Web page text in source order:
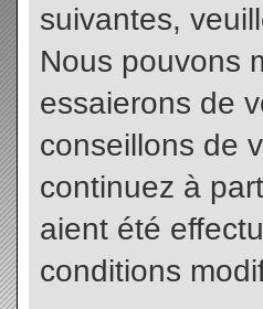
suivantes,
Nous pouvons
essaierons de
conseillons de
continuez à
aient été
conditions